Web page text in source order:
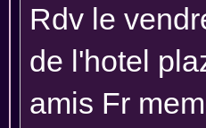
Rdv le
de l'hotel
amis Fr